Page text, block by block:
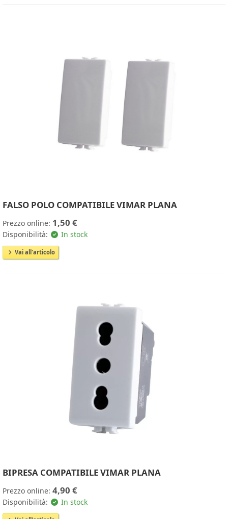
FALSO POLO COMPATIBILE VIMAR PLANA
Prezzo online: 1,50 €
Disponibilità: In stock
Vai all'articolo
BIPRESA COMPATIBILE VIMAR PLANA
Prezzo online: 4,90 €
Disponibilità: In stock